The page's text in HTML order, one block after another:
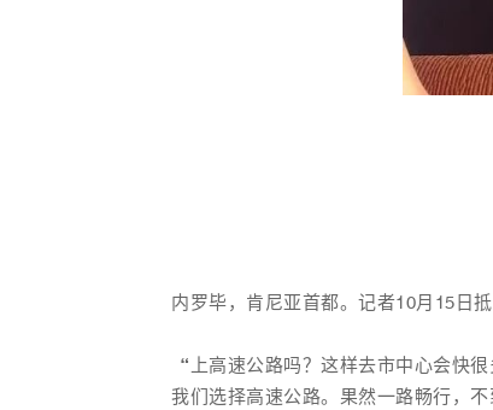
内罗毕，肯尼亚首都。记者10月15日
“上高速公路吗？这样去市中心会快
我们选择高速公路。果然一路畅行，